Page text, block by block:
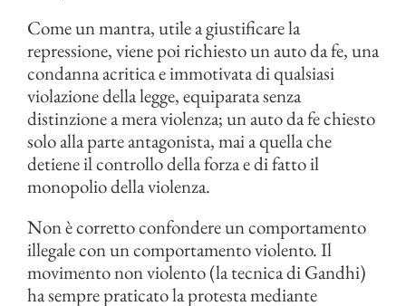
Come un mantra, utile a giustificare la
repressione, viene poi richiesto un auto da fe, una
condanna acritica e immotivata di qualsiasi
violazione della legge, equiparata senza
distinzione a mera violenza; un auto da fe chiesto
solo alla parte antagonista, mai a quella che
detiene il controllo della forza e di fatto il
monopolio della violenza.
Non è corretto confondere un comportamento
illegale con un comportamento violento. Il
movimento non violento (la tecnica di Gandhi)
ha sempre praticato la protesta mediante